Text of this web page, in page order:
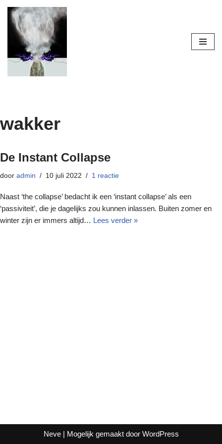
Ga
naar
inhoud
wakker
De Instant Collapse
door admin 10 juli 2022 1 reactie
Naast ‘the collapse’ bedacht ik een ‘instant collapse’ als een
‘passiviteit’, die je dagelijks zou kunnen inlassen. Buiten zomer en
winter zijn er immers altijd… Lees verder »
Neve| Mogelijk gemaakt door WordPress